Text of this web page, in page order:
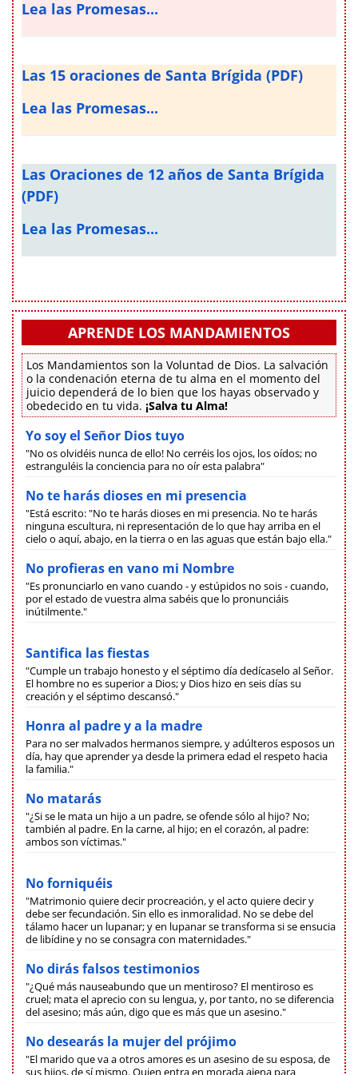
Lea las Promesas...
Las 15 oraciones de Santa Brígida (PDF)
Lea las Promesas...
Las Oraciones de 12 años de Santa Brígida
(PDF)
Lea las Promesas...
APRENDE LOS MANDAMIENTOS
Los Mandamientos son la Voluntad de Dios. La salvación
o la condenación eterna de tu alma en el momento del
juicio dependerá de lo bien que los hayas observado y
obedecido en tu vida. ¡Salva tu Alma!
Yo soy el Señor Dios tuyo
"No os olvidéis nunca de ello! No cerréis los ojos, los oídos; no
estranguléis la conciencia para no oír esta palabra"
No te harás dioses en mi presencia
"Está escrito: "No te harás dioses en mi presencia. No te harás
ninguna escultura, ni representación de lo que hay arriba en el
cielo o aquí, abajo, en la tierra o en las aguas que están bajo ella."
No profieras en vano mi Nombre
"Es pronunciarlo en vano cuando - y estúpidos no sois - cuando,
por el estado de vuestra alma sabéis que lo pronunciáis
inútilmente."
Santifica las fiestas
"Cumple un trabajo honesto y el séptimo día dedícaselo al Señor.
El hombre no es superior a Dios; y Dios hizo en seis días su
creación y el séptimo descansó."
Honra al padre y a la madre
Para no ser malvados hermanos siempre, y adúlteros esposos un
día, hay que aprender ya desde la primera edad el respeto hacia
la familia."
No matarás
"¿Si se le mata un hijo a un padre, se ofende sólo al hijo? No;
también al padre. En la carne, al hijo; en el corazón, al padre:
ambos son víctimas."
No forniquéis
"Matrimonio quiere decir procreación, y el acto quiere decir y
debe ser fecundación. Sin ello es inmoralidad. No se debe del
tálamo hacer un lupanar; y en lupanar se transforma si se ensucia
de libídine y no se consagra con maternidades."
No dirás falsos testimonios
"¿Qué más nauseabundo que un mentiroso? El mentiroso es
cruel; mata el aprecio con su lengua, y, por tanto, no se diferencia
del asesino; más aún, digo que es más que un asesino."
No desearás la mujer del prójimo
"El marido que va a otros amores es un asesino de su esposa, de
sus hijos, de sí mismo. Quien entra en morada ajena para